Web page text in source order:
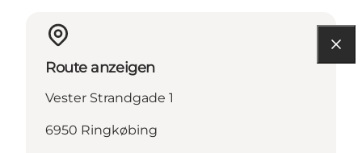
Route anzeigen
Vester Strandgade 1
6950 Ringkøbing